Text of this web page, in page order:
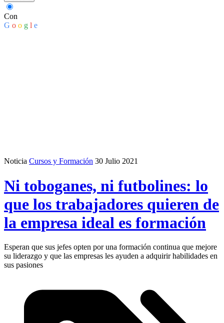
Con
G o o g l e
Noticia Cursos y Formación 30 Julio 2021
Ni toboganes, ni futbolines: lo
que los trabajadores quieren de
la empresa ideal es formación
Esperan que sus jefes opten por una formación continua que mejore
su liderazgo y que las empresas les ayuden a adquirir habilidades en
sus pasiones